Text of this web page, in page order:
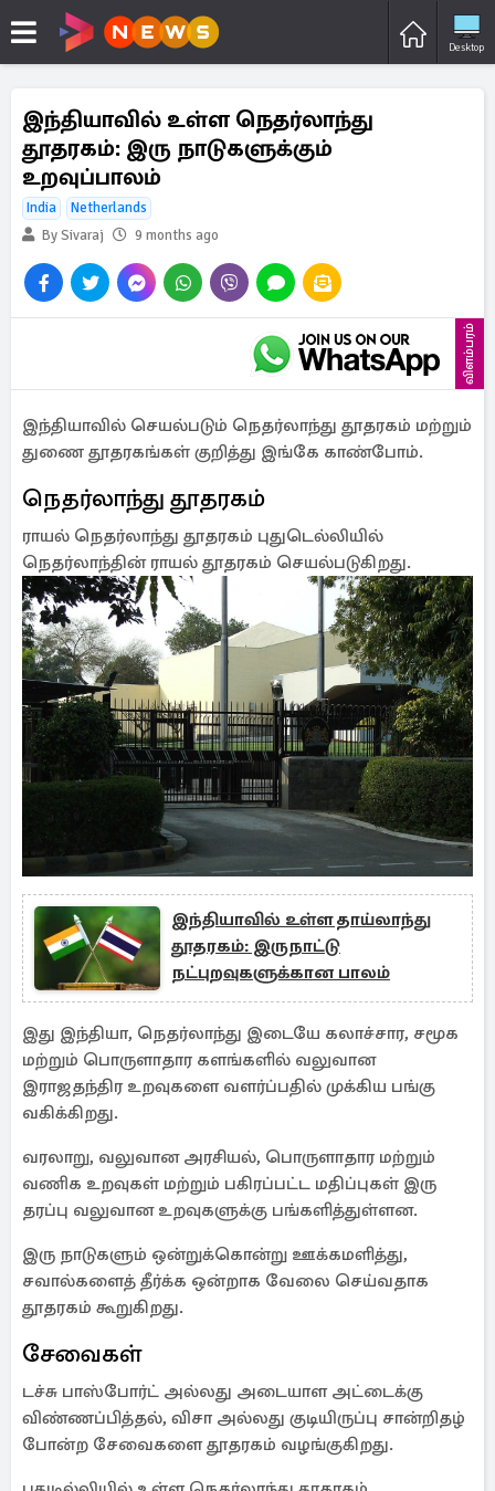
Desktop
இந்தியாவில் உள்ள நெதர்லாந்து
தூதரகம்: இரு நாடுகளுக்கும்
உறவுப்பாலம்
India
Netherlands
By Sivaraj
9 months ago
விளம்பரம்
இந்தியாவில் செயல்படும் நெதர்லாந்து தூதரகம் மற்றும்
துணை தூதரகங்கள் குறித்து இங்கே காண்போம்.
நெதர்லாந்து தூதரகம்
ராயல் நெதர்லாந்து தூதரகம் புதுடெல்லியில்
நெதர்லாந்தின் ராயல் தூதரகம் செயல்படுகிறது.
இந்தியாவில் உள்ள தாய்லாந்து
தூதரகம்: இருநாட்டு
நட்புறவுகளுக்கான பாலம்
இது இந்தியா, நெதர்லாந்து இடையே கலாச்சார, சமூக
மற்றும் பொருளாதார களங்களில் வலுவான
இராஜதந்திர உறவுகளை வளர்ப்பதில் முக்கிய பங்கு
வகிக்கிறது.
வரலாறு, வலுவான அரசியல், பொருளாதார மற்றும்
வணிக உறவுகள் மற்றும் பகிரப்பட்ட மதிப்புகள் இரு
தரப்பு வலுவான உறவுகளுக்கு பங்களித்துள்ளன.
இரு நாடுகளும் ஒன்றுக்கொன்று ஊக்கமளித்து,
சவால்களைத் தீர்க்க ஒன்றாக வேலை செய்வதாக
தூதரகம் கூறுகிறது.
சேவைகள்
டச்சு பாஸ்போர்ட் அல்லது அடையாள அட்டைக்கு
விண்ணப்பித்தல், விசா அல்லது குடியிருப்பு சான்றிதழ்
போன்ற சேவைகளை தூதரகம் வழங்குகிறது.